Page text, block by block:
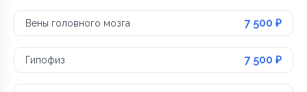
Вены головного мозга 7 500 ₽
Гипофиз 7 500 ₽